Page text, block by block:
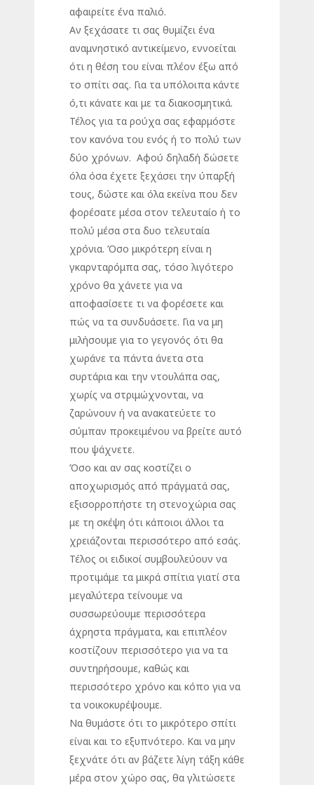
αφαιρείτε ένα παλιό.
Αν ξεχάσατε τι σας θυμίζει ένα
αναμνηστικό αντικείμενο, εννοείται
ότι η θέση του είναι πλέον έξω από
το σπίτι σας. Για τα υπόλοιπα κάντε
ό,τι κάνατε και με τα διακοσμητικά.
Τέλος για τα ρούχα σας εφαρμόστε
τον κανόνα του ενός ή το πολύ των
δύο χρόνων. Αφού δηλαδή δώσετε
όλα όσα έχετε ξεχάσει την ύπαρξή
τους, δώστε και όλα εκείνα που δεν
φορέσατε μέσα στον τελευταίο ή το
πολύ μέσα στα δυο τελευταία
χρόνια. Όσο μικρότερη είναι η
γκαρνταρόμπα σας, τόσο λιγότερο
χρόνο θα χάνετε για να
αποφασίσετε τι να φορέσετε και
πώς να τα συνδυάσετε. Για να μη
μιλήσουμε για το γεγονός ότι θα
χωράνε τα πάντα άνετα στα
συρτάρια και την ντουλάπα σας,
χωρίς να στριμώχνονται, να
ζαρώνουν ή να ανακατεύετε το
σύμπαν προκειμένου να βρείτε αυτό
που ψάχνετε.
Όσο και αν σας κοστίζει ο
αποχωρισμός από πράγματά σας,
εξισορροπήστε τη στενοχώρια σας
με τη σκέψη ότι κάποιοι άλλοι τα
χρειάζονται περισσότερο από εσάς.
Τέλος οι ειδικοί συμβουλεύουν να
προτιμάμε τα μικρά σπίτια γιατί στα
μεγαλύτερα τείνουμε να
συσσωρεύουμε περισσότερα
άχρηστα πράγματα, και επιπλέον
κοστίζουν περισσότερο για να τα
συντηρήσουμε, καθώς και
περισσότερο χρόνο και κόπο για να
τα νοικοκυρέψουμε.
Να θυμάστε ότι το μικρότερο σπίτι
είναι και το εξυπνότερο. Και να μην
ξεχνάτε ότι αν βάζετε λίγη τάξη κάθε
μέρα στον χώρο σας, θα γλιτώσετε